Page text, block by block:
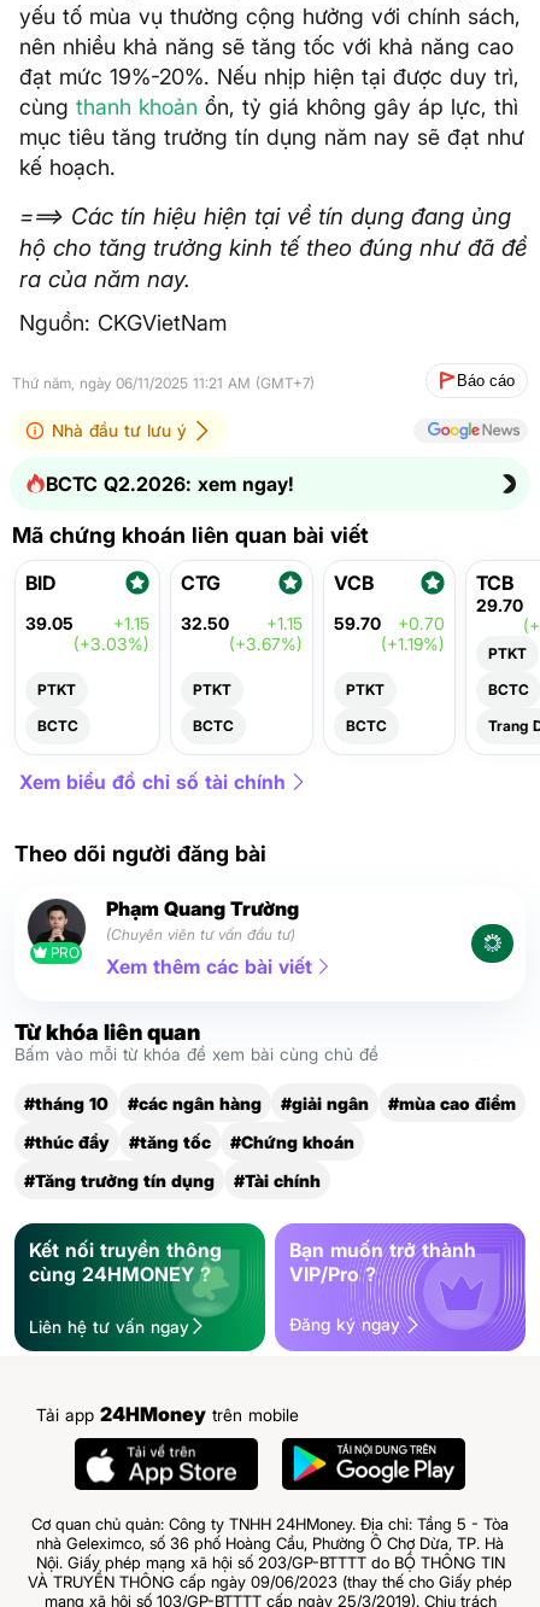
yếu tố mùa vụ thường cộng hưởng với chính sách,
nên nhiều khả năng sẽ tăng tốc với khả năng cao
đạt mức 19%-20%. Nếu nhịp hiện tại được duy trì,
cùng thanh khoản ổn, tỷ giá không gây áp lực, thì
mục tiêu tăng trưởng tín dụng năm nay sẽ đạt như
kế hoạch.
===> Các tín hiệu hiện tại về tín dụng đang ủng
hộ cho tăng trưởng kinh tế theo đúng như đã đề
ra của năm nay.
Nguồn: CKGVietNam
Thứ năm, ngày 06/11/2025 11:21 AM (GMT+7) Báo cáo
Nhà đầu tư lưu ý
BCTC Q2.2026: xem ngay!
Mã chứng khoán liên quan bài viết
BID
39.05
+1.15
(+3.03%)
PTKT
BCTC
CTG
32.50
+1.15
(+3.67%)
PTKT
BCTC
VCB
59.70
+0.70
(+1.19%)
PTKT
BCTC
TCB
29.70
PTKT
BCTC
Trang
Xem biểu đồ chỉ số tài chính
Theo dõi người đăng bài
PRO
Phạm Quang Trường
(Chuyên viên tư vấn đầu tư)
Xem thêm các bài viết
Từ khóa liên quan
Bấm vào mỗi từ khóa để xem bài cùng chủ đề
#tháng 10 #các ngân hàng #giải ngân
#mùa cao điểm
#thúc đẩy
#tăng tốc
#Chứng khoán
#Tăng trưởng tín dụng
#Tài chính
Kết nối truyền thông
cùng 24HMONEY ?
Liên hệ tư vấn ngay
Bạn muốn trở thành
VIP/Pro ?
Đăng ký ngay
Tải app 24HMoney trên mobile
Cơ quan chủ quản: Công ty TNHH 24HMoney. Địa chỉ: Tầng 5 - Tòa
nhà Geleximco, số 36 phố Hoàng Cầu, Phường Ô Chợ Dừa, TP. Hà
Nội. Giấy phép mạng xã hội số 203/GP-BTTTT do BỘ THÔNG TIN
VÀ TRUYỀN THÔNG cấp ngày 09/06/2023 (thay thế cho Giấy phép
mạng xã hội số 103/GP-BTTTT cấp ngày 25/3/2019). Chịu trách